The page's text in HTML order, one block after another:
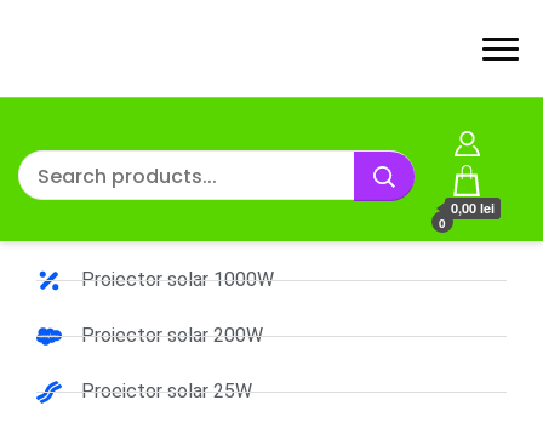
0
0,00 lei
Proiector solar 1000W
Proiector solar 200W
Proeictor solar 25W